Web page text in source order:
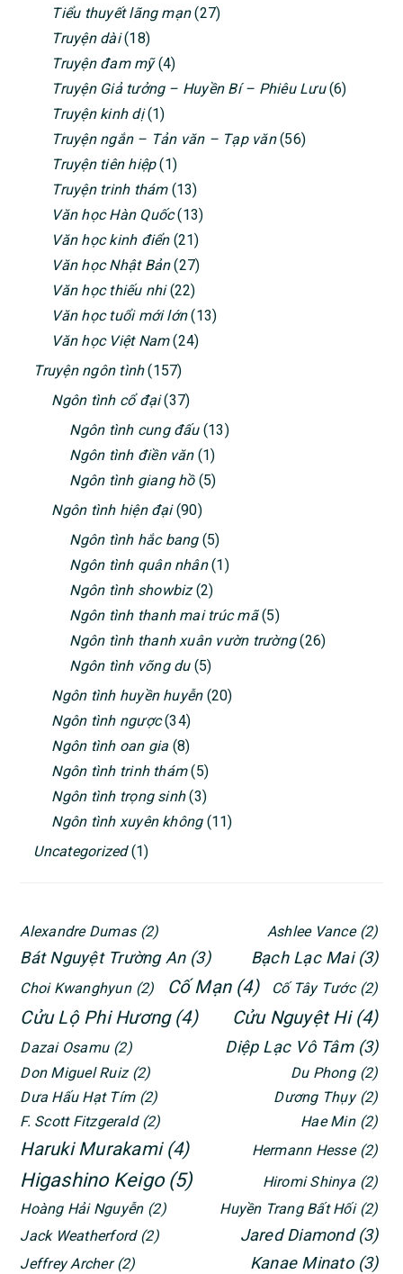
Tiểu thuyết lãng mạn(27)
Truyện dài(18)
Truyện đam mỹ(4)
Truyện Giả tưởng – Huyền Bí – Phiêu Lưu(6)
Truyện kinh dị(1)
Truyện ngắn – Tản văn – Tạp văn(56)
Truyện tiên hiệp(1)
Truyện trinh thám(13)
Văn học Hàn Quốc(13)
Văn học kinh điển(21)
Văn học Nhật Bản(27)
Văn học thiếu nhi(22)
Văn học tuổi mới lớn(13)
Văn học Việt Nam(24)
Truyện ngôn tình(157)
Ngôn tình cổ đại(37)
Ngôn tình cung đấu(13)
Ngôn tình điền văn(1)
Ngôn tình giang hồ(5)
Ngôn tình hiện đại(90)
Ngôn tình hắc bang(5)
Ngôn tình quân nhân(1)
Ngôn tình showbiz(2)
Ngôn tình thanh mai trúc mã(5)
Ngôn tình thanh xuân vườn trường(26)
Ngôn tình võng du(5)
Ngôn tình huyền huyễn(20)
Ngôn tình ngược(34)
Ngôn tình oan gia (8)
Ngôn tình trinh thám(5)
Ngôn tình trọng sinh(3)
Ngôn tình xuyên không(11)
Uncategorized(1)
Alexandre Dumas (2) Ashlee Vance (2)
Bát Nguyệt Trường An (3) Bạch Lạc Mai (3)
Choi Kwanghyun (2) Cố Mạn (4) Cố Tây Tước (2)
Cửu Lộ Phi Hương (4) Cửu Nguyệt Hi (4)
Dazai Osamu (2) Diệp Lạc Vô Tâm (3)
Don Miguel Ruiz (2) Du Phong (2)
Dưa Hấu Hạt Tím (2) Dương Thụy (2)
F. Scott Fitzgerald (2) Hae Min (2)
Haruki Murakami (4) Hermann Hesse (2)
Higashino Keigo (5) Hiromi Shinya (2)
Hoàng Hải Nguyễn (2) Huyền Trang Bất Hối (2)
Jack Weatherford (2) Jared Diamond (3)
Jeffrey Archer (2) Kanae Minato (3)